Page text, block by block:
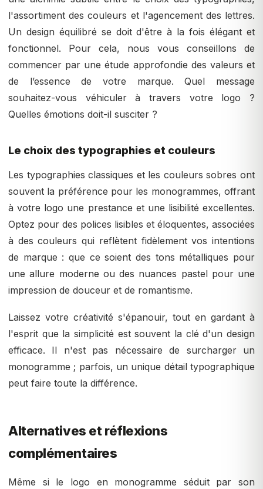
l'assortiment des couleurs et l'agencement des lettres.
Un design équilibré se doit d'être à la fois élégant et
fonctionnel. Pour cela, nous vous conseillons de
commencer par une étude approfondie des valeurs et
de l’essence de votre marque. Quel message
souhaitez-vous véhiculer à travers votre logo ?
Quelles émotions doit-il susciter ?
Le choix des typographies et couleurs
Les typographies classiques et les couleurs sobres ont
souvent la préférence pour les monogrammes, offrant
à votre logo une prestance et une lisibilité excellentes.
Optez pour des polices lisibles et éloquentes, associées
à des couleurs qui reflètent fidèlement vos intentions
de marque : que ce soient des tons métalliques pour
une allure moderne ou des nuances pastel pour une
impression de douceur et de romantisme.
Laissez votre créativité s'épanouir, tout en gardant à
l'esprit que la simplicité est souvent la clé d'un design
efficace. Il n'est pas nécessaire de surcharger un
monogramme ; parfois, un unique détail typographique
peut faire toute la différence.
Alternatives et réflexions
complémentaires
Même si le logo en monogramme séduit par son